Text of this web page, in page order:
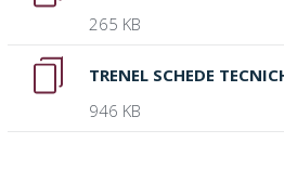
265 KB
TRENEL SCHEDE
946 KB